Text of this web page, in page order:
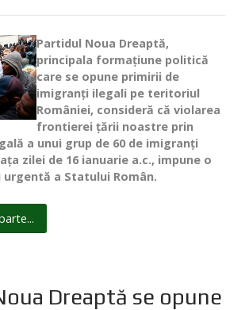
Partidul Noua Dreaptă,
principala formaţiune politică
care se opune primirii de
imigranţi ilegali pe teritoriul
României, consideră că violarea
frontierei ţării noastre prin
a unui grup de 60 de imigranţi
zilei de 16 ianuarie a.c., impune o
a Statului Român.
Dreaptă se opune